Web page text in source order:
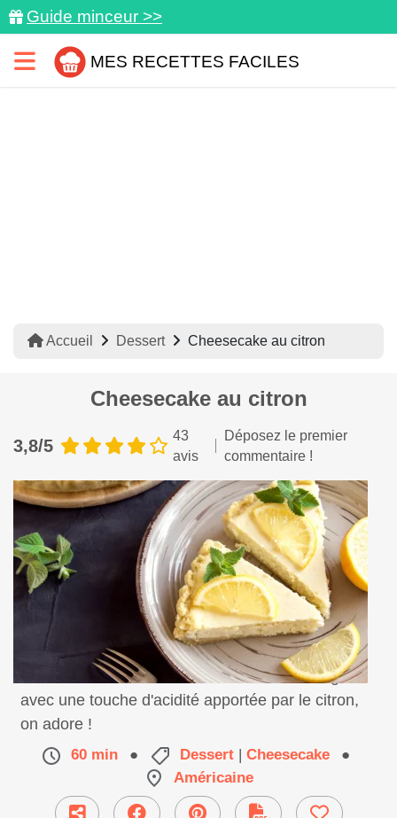
Guide minceur >>
MES RECETTES FACILES
Accueil Dessert Cheesecake au citron
Cheesecake au citron
3,8/5
43
avis
Déposez le premier
commentaire !
Une belle recette de cheesecake maison original
avec une touche d'acidité apportée par le citron,
on adore !
60 min ● Dessert | Cheesecake
●
Américaine